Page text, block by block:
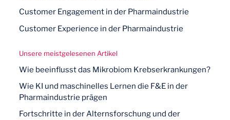
Customer Engagement in der Pharmaindustrie
Customer Experience in der Pharmaindustrie
Unsere meistgelesenen Artikel
Wie beeinflusst das Mikrobiom Krebserkrankungen?
Wie KI und maschinelles Lernen die F&E in der
Pharmaindustrie prägen
Fortschritte in der Alternsforschung und der